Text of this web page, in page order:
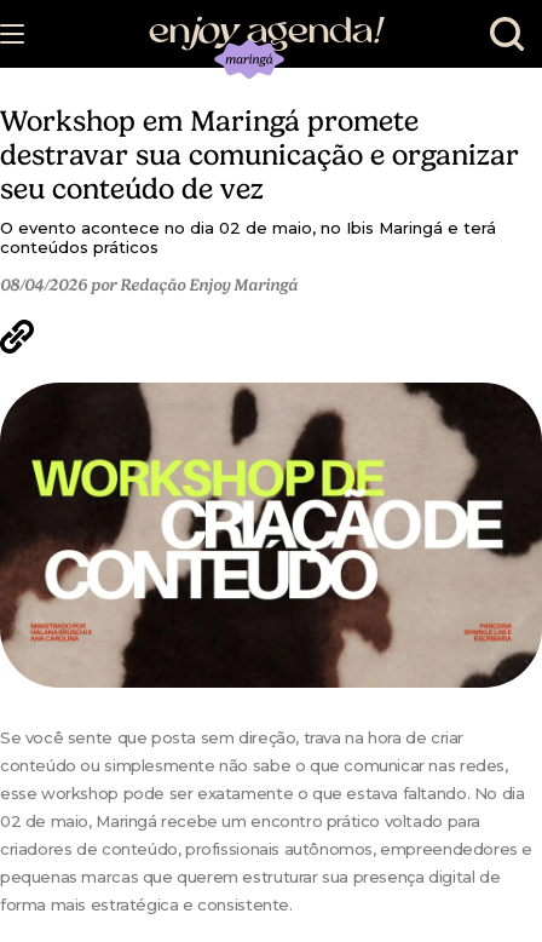
enjoy agenda!
Workshop em Maringá promete
destravar sua comunicação e organizar
seu conteúdo de vez
O evento acontece no dia 02 de maio, no Ibis Maringá e terá
conteúdos práticos
08/04/2026 por Redação Enjoy Maringá
Se você sente que posta sem direção, trava na hora de criar
conteúdo ou simplesmente não sabe o que comunicar nas redes,
esse workshop pode ser exatamente o que estava faltando. No dia
02 de maio, Maringá recebe um encontro prático voltado para
criadores de conteúdo, profissionais autônomos, empreendedores e
pequenas marcas que querem estruturar sua presença digital de
forma mais estratégica e consistente.